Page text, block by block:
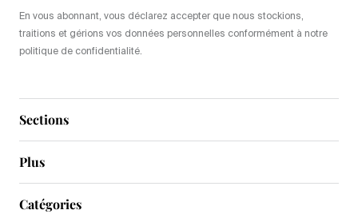
Sections
Plus
En vous abonnant, vous déclarez accepter que nous stockions,
traitions et gérions vos données personnelles conformément à notre
politique de confidentialité.
Catégories